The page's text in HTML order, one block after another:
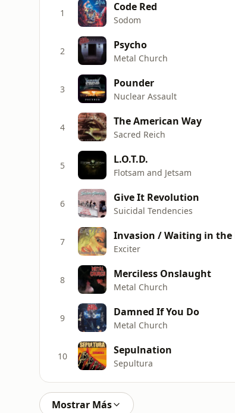
1 Code Red
Sodom
2 Psycho
Metal Church
3 Pounder
Nuclear Assault
4 The American Way
Sacred Reich
5 L.O.T.D.
Flotsam and Jetsam
6 Give It Revolution
Suicidal Tendencies
7 Invasion / Waiting in the
Exciter
8 Merciless Onslaught
Metal Church
9 Damned If You Do
Metal Church
10 Sepulnation
Sepultura
Mostrar Más